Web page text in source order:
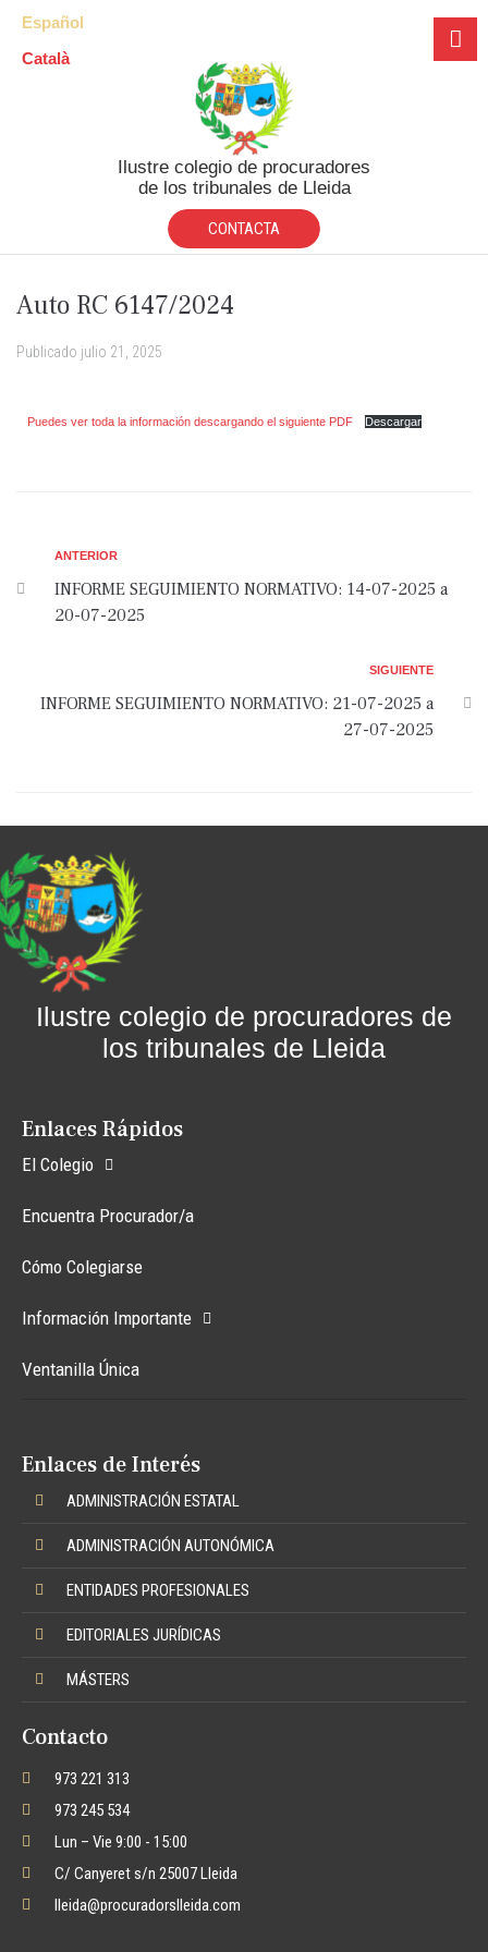
Español
Català
Ilustre colegio de procuradores
de los tribunales de Lleida
CONTACTA
Auto RC 6147/2024
Publicado julio 21, 2025
Puedes ver toda la información descargando el siguiente PDF Descargar
ANTERIOR
INFORME SEGUIMIENTO NORMATIVO: 14-07-2025 a
20-07-2025
SIGUIENTE
INFORME SEGUIMIENTO NORMATIVO: 21-07-2025 a
27-07-2025
Ilustre colegio de procuradores de
los tribunales de Lleida
Enlaces Rápidos
El Colegio
Encuentra Procurador/a
Cómo Colegiarse
Información Importante
Ventanilla Única
Enlaces de Interés
ADMINISTRACIÓN ESTATAL
ADMINISTRACIÓN AUTONÓMICA
ENTIDADES PROFESIONALES
EDITORIALES JURÍDICAS
MÁSTERS
Contacto
973 221 313
973 245 534
Lun – Vie 9:00 - 15:00
C/ Canyeret s/n 25007 Lleida
lleida@procuradorslleida.com